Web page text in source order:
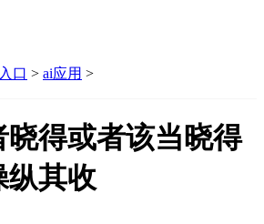
口 > ai应用 >
晓得或者该当晓得
纵其收